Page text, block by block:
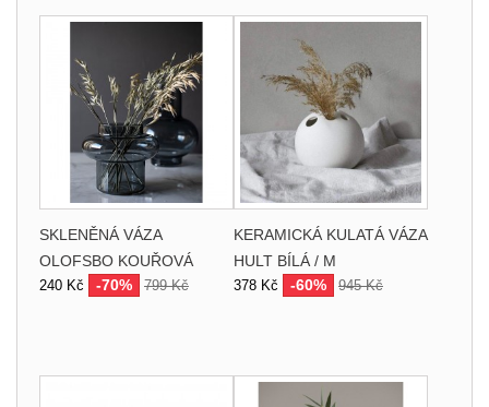
SKLENĚNÁ VÁZA
OLOFSBO KOUŘOVÁ
240 Kč -70% 799 Kč
KERAMICKÁ KULATÁ VÁZA
HULT BÍLÁ / M
378 Kč -60% 945 Kč